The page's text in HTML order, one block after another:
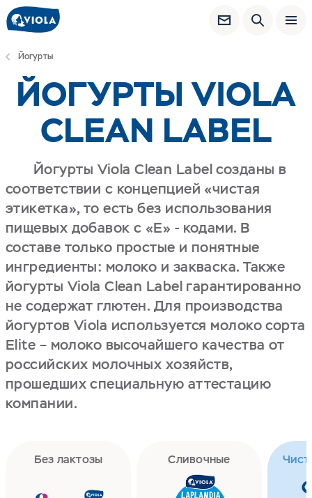
Йогурты
ЙОГУРТЫ VIOLA
CLEAN LABEL
Йогурты Viola Clean Label созданы в
соответствии с концепцией «чистая
этикетка», то есть без использования
пищевых добавок с «Е» - кодами. В
составе только простые и понятные
ингредиенты: молоко и закваска. Также
йогурты Viola Clean Label гарантированно
не содержат глютен. Для производства
йогуртов Viola используется молоко сорта
Elite – молоко высочайшего качества от
российских молочных хозяйств,
прошедших специальную аттестацию
компании.
Без лактозы Сливочные